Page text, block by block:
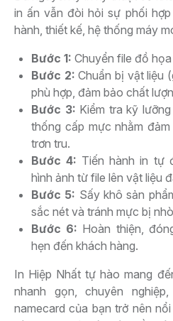
in ấn vẫn đòi hỏi sự phối
hành, thiết kế, hệ thống máy
Bước 1: Chuyển file đồ
Bước 2: Chuẩn bị vật liệu
phù hợp, đảm bảo chất
Bước 3: Kiểm tra kỹ
thống cấp mực nhằm
trơn tru.
Bước 4: Tiến hành in tự
hình ảnh từ file lên vật liệu
Bước 5: Sấy khô sản
sắc nét và tránh mực bị
Bước 6: Hoàn thiện,
hẹn đến khách hàng.
In Hiệp Nhất tự hào mang
nhanh gọn, chuyên
namecard của bạn trở nên